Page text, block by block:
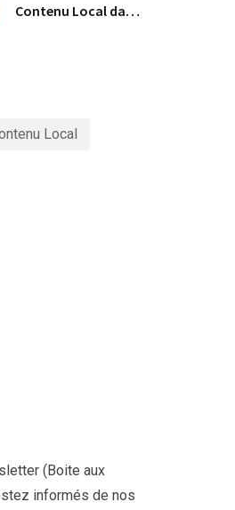
Contenu Local dans
Local
(Boite aux
informés de nos